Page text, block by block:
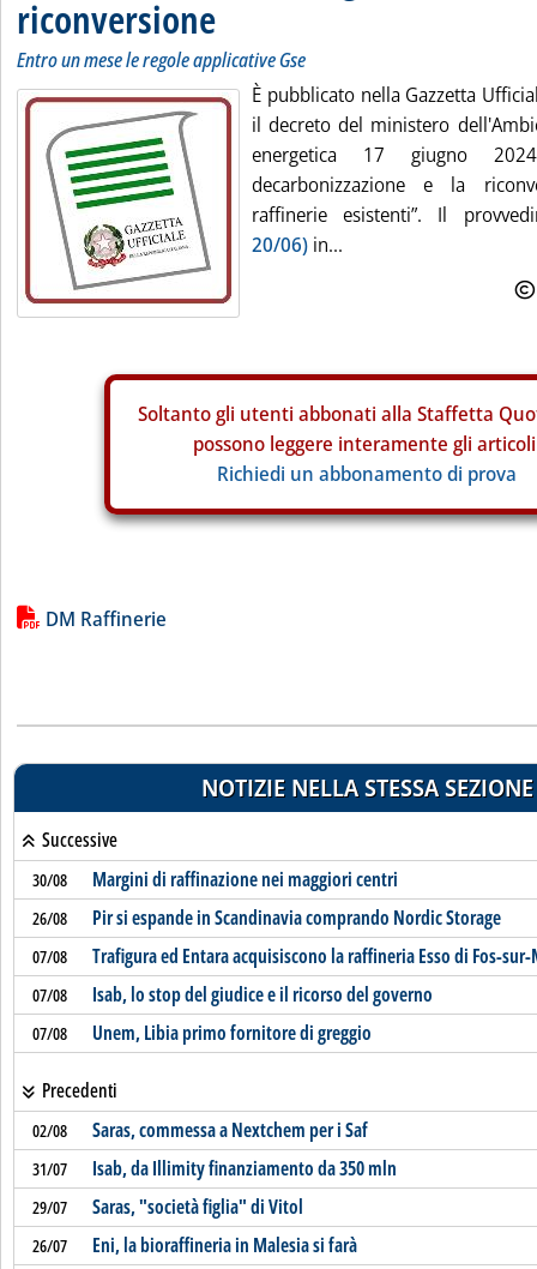
riconversione
Entro un mese le regole applicative Gse
È pubblicato nella Gazzetta
il decreto del ministero
energetica 17 giugno
decarbonizzazione e la
raffinerie esistenti”. Il
20/06) in...
Soltanto gli utenti abbonati alla Staffetta
possono leggere interamente gli
Richiedi un abbonamento di prova
Lista allegati PDF alla notizia
DM Raffinerie
NOTIZIE NELLA STESSA SEZIONE
Successive
30/08 Margini di raffinazione nei maggiori centri
26/08 Pir si espande in Scandinavia comprando Nordic Storage
07/08 Trafigura ed Entara acquisiscono la raffineria Esso di Fos-sur-
07/08 Isab, lo stop del giudice e il ricorso del governo
07/08 Unem, Libia primo fornitore di greggio
Precedenti
02/08 Saras, commessa a Nextchem per i Saf
31/07 Isab, da Illimity finanziamento da 350 mln
29/07 Saras, "società figlia" di Vitol
26/07 Eni, la bioraffineria in Malesia si farà